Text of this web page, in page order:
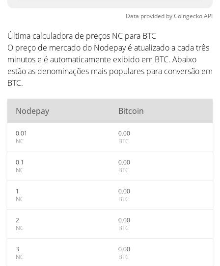
Data provided byCoingeckoAPI
Última calculadora de preços NC para BTC
O preço de mercado do Nodepay é atualizado a cada três
minutos e é automaticamente exibido em BTC. Abaixo
estão as denominações mais populares para conversão em
BTC.
Nodepay Bitcoin
0.01
NC
0.00
BTC
0.1
NC
0.00
BTC
1
NC
0.00
BTC
2
NC
0.00
BTC
3
NC
0.00
BTC